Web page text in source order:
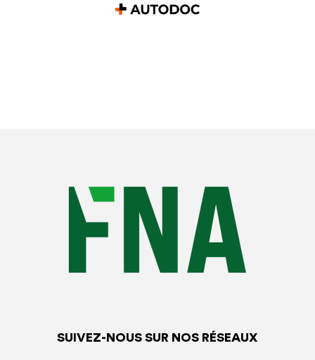
SUIVEZ-NOUS SUR NOS RÉSEAUX